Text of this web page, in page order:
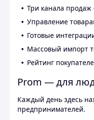
Три канала
Управление
Готовые
Массовый импорт
Рейтинг
Prom — для
Каждый день здесь
предпринимателей.